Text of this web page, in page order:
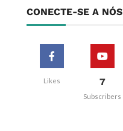
CONECTE-SE A NÓS
Likes 7
Subscribers